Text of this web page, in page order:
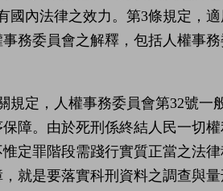
內法律之效力。第3條規定，
務委員會之解釋，包括人權事
定，人權事務委員會第32號一
障。由於死刑係終結人民一切
定罪階段需踐行實質正當之法
就是要落實科刑資料之調查與量